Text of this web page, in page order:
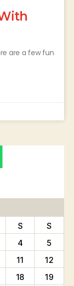
are a few fun
S
S
4
5
11
12
18 19